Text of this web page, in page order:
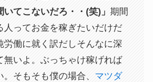
てこないだろ・・(笑)」 期間
人ってお金を稼ぎたいだけだ
労働に就く訳だしそんなに深
無いよ。ぶっちゃけ稼げれば
そもそも僕の場合、 マツダ